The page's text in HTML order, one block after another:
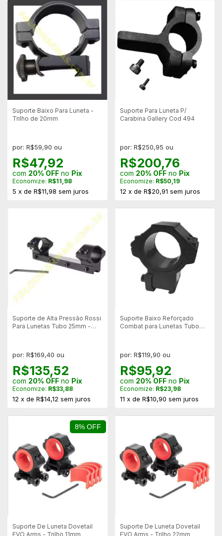
Suporte Baixo Para Luneta -
Trilho de 20mm
por: R$59,90 ou
R$47,92
com 20% OFF no Pix
Economize: R$11,98
5 x de R$11,98 sem juros
Suporte Para Luneta P/
Carabina Gallery Cod 494
por: R$250,95 ou
R$200,76
com 20% OFFno Pix
Economize: R$50,19
12 x de R$20,91 sem juros
Suporte de Alta Pressão Rossi
Para Lunetas Tubo 25mm -
por: R$169,40 ou
R$135,52
com 20% OFF no Pix
Economize: R$33,88
12 x de R$14,12 sem juros
Suporte Baixo Reforçado
Combat para Lunetas Tubo
por: R$119,90 ou
R$95,92
com 20% OFFno Pix
Economize: R$23,98
11 x de R$10,90 sem juros
8% OFF
Suporte De Luneta Dovetail
EVO Arms - Trilho 11mm
Suporte De Luneta Dovetail
EVO Arms - Trilho 22mm